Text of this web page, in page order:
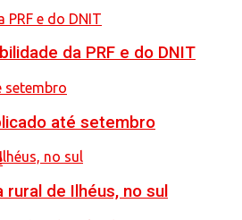
da PRF e do DNIT
até setembro
de Ilhéus, no sul